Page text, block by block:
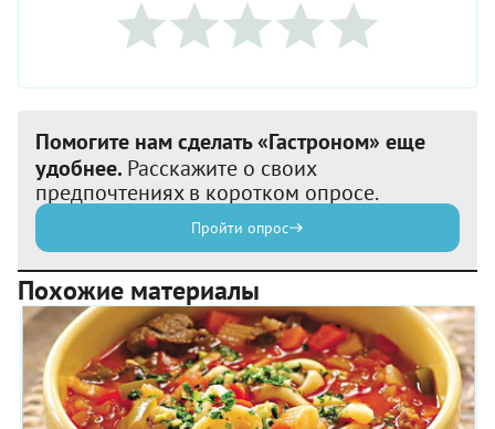
Помогите нам сделать «Гастроном» еще
удобнее. Расскажите о своих
предпочтениях в коротком опросе.
Пройти опрос
Похожие материалы